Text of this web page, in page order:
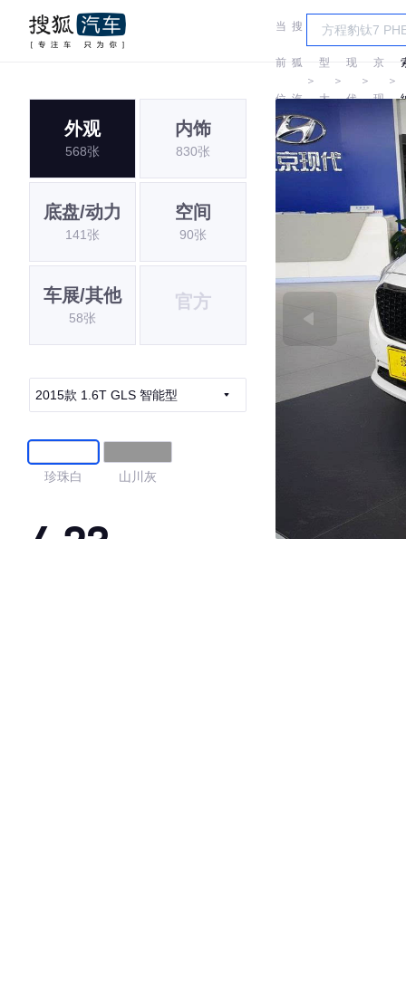
当
前
位
置:
搜
狐
汽
车
＞
车
型
大
全
＞
现
代
＞
北
京
现
＞
外观
568张
内饰
830张
底盘/动力
141张
空间
90张
车展/其他
58张
官方
2015款 1.6T GLS 智能型
珍珠白 山川灰
4.23